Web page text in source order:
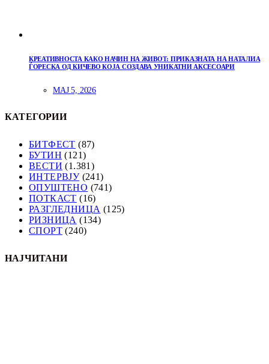
КРЕАТИВНОСТА КАКО НАЧИН НА ЖИВОТ: ПРИКАЗНАТА НА НАТАЛИА
ЃОРЕСКА ОД КИЧЕВО КОЈА СОЗДАВА УНИКАТНИ АКСЕСОАРИ
МАЈ 5, 2026
КАТЕГОРИИ
БИТФЕСТ (87)
БУТИН (121)
ВЕСТИ (1.381)
ИНТЕРВЈУ(241)
ОПУШТЕНО (741)
ПОТКАСТ (16)
РАЗГЛЕДНИЦА (125)
РИЗНИЦА (134)
СПОРТ (240)
НАЈЧИТАНИ